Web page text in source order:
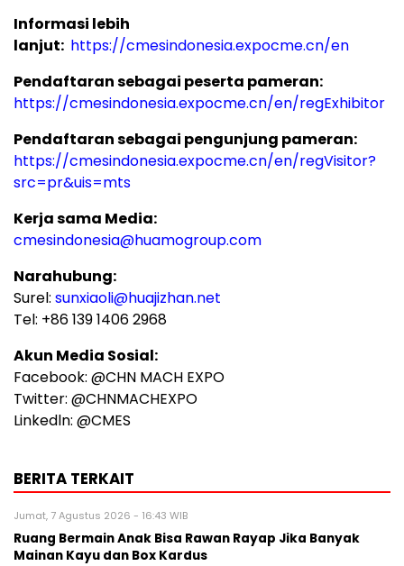
Informasi lebih
lanjut: https://cmesindonesia.expocme.cn/en
Pendaftaransebagai peserta pameran:
https://cmesindonesia.expocme.cn/en/regExhibitor
Pendaftaransebagai pengunjung pameran:
https://cmesindonesia.expocme.cn/en/regVisitor?
src=pr&uis=mts
Kerja sama Media:
cmesindonesia@huamogroup.com
Narahubung:
Surel: sunxiaoli@huajizhan.net
Tel: +86 139 1406 2968
Akun Media Sosial:
Facebook: @CHN MACH EXPO
Twitter: @CHNMACHEXPO
Linkedln: @CMES
BERITA TERKAIT
Jumat, 7 Agustus 2026 - 16:43 WIB
Ruang Bermain Anak Bisa Rawan Rayap Jika Banyak
Mainan Kayu dan Box Kardus